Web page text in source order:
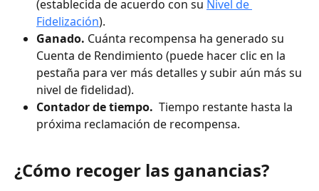
(establecida de acuerdo con su Nivel de
Fidelización).
Ganado. Cuánta recompensa ha generado su
Cuenta de Rendimiento (puede hacer clic en la
pestaña para ver más detalles y subir aún más su
nivel de fidelidad).
Contador de tiempo. Tiempo restante hasta la
próxima reclamación de recompensa.
¿Cómo recoger las ganancias?